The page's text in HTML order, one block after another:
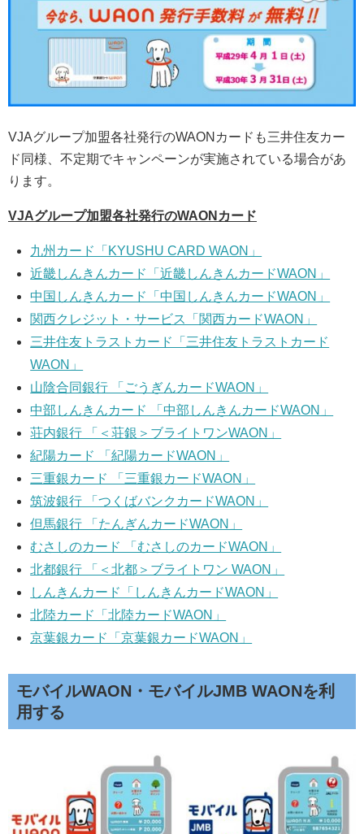
VJAグループ加盟各社発行のWAONカードも三井住友カー
ド同様、不定期でキャンペーンが実施されている場合があ
ります。
VJAグループ加盟各社発行のWAONカード
九州カード「KYUSHU CARD WAON」
近畿しんきんカード「近畿しんきんカードWAON」
中国しんきんカード「中国しんきんカードWAON」
関西クレジット・サービス「関西カードWAON」
三井住友トラストカード「三井住友トラストカード
WAON」
山陰合同銀行 「ごうぎんカードWAON」
中部しんきんカード 「中部しんきんカードWAON」
荘内銀行 「＜荘銀＞ブライトワンWAON」
紀陽カード 「紀陽カードWAON」
三重銀カード 「三重銀カードWAON」
筑波銀行 「つくばバンクカードWAON」
但馬銀行 「たんぎんカードWAON」
むさしのカード 「むさしのカードWAON」
北都銀行 「＜北都＞ブライトワン WAON」
しんきんカード「しんきんカードWAON」
北陸カード「北陸カードWAON」
京葉銀カード「京葉銀カードWAON」
モバイルWAON・モバイルJMB WAONを利
用する